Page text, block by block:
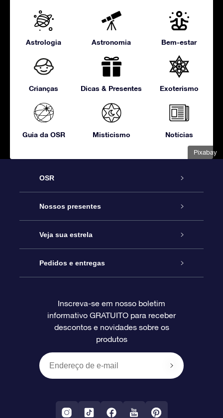
Pixabay
Astrologia Astronomia Bem-estar
Crianças Dicas & Presentes Exoterismo
Guia da OSR Misticismo Notícias
OSR
Serviço
Entre em contato conosco
Blog
Avaliações
Nossos presentes
Presente estrelar on-line
Pacote de presente da OSR
O cartão de presente da OSR
Presentes corporativos
Veja sua estrela
Star Register
Página estelar personalizada
Um Milhão de Estrelas
OSR Starsaver
Aplicativo RV Fly me to the stars
Pedidos e entregas
Informações de pagamento
Política de devolução
Constelações
Inscreva-se em nosso boletim
informativo GRATUITO para receber
descontos e novidades sobre os
produtos